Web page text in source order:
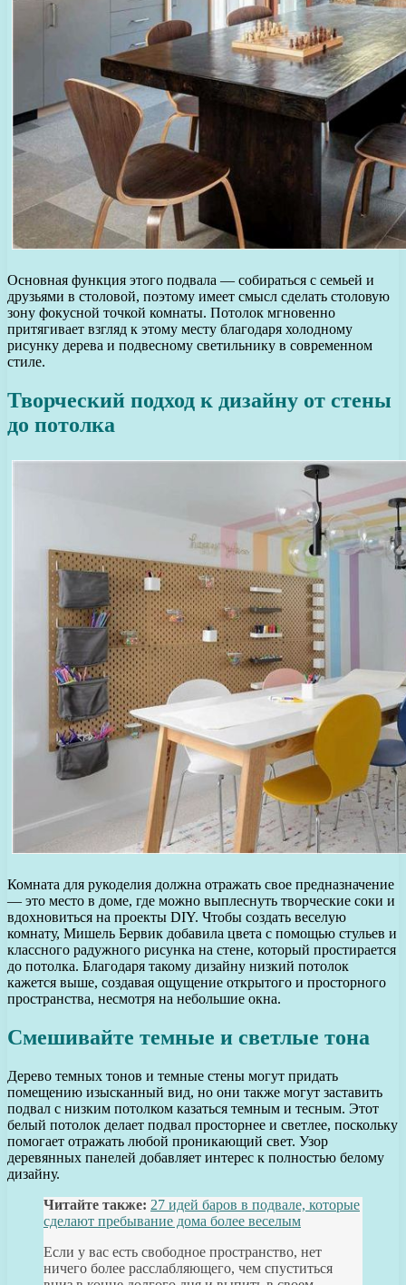
Основная функция этого подвала — собираться с семьей и
друзьями в столовой, поэтому имеет смысл сделать столовую
зону фокусной точкой комнаты. Потолок мгновенно
притягивает взгляд к этому месту благодаря холодному
рисунку дерева и подвесному светильнику в современном
стиле.
Творческий подход к дизайну от стены
до потолка
Комната для рукоделия должна отражать свое предназначение
— это место в доме, где можно выплеснуть творческие соки и
вдохновиться на проекты DIY. Чтобы создать веселую
комнату, Мишель Бервик добавила цвета с помощью стульев и
классного радужного рисунка на стене, который простирается
до потолка. Благодаря такому дизайну низкий потолок
кажется выше, создавая ощущение открытого и просторного
пространства, несмотря на небольшие окна.
Смешивайте темные и светлые тона
Дерево темных тонов и темные стены могут придать
помещению изысканный вид, но они также могут заставить
подвал с низким потолком казаться темным и тесным. Этот
белый потолок делает подвал просторнее и светлее, поскольку
помогает отражать любой проникающий свет. Узор
деревянных панелей добавляет интерес к полностью белому
дизайну.
Читайте также: 27 идей баров в подвале, которые
сделают пребывание дома более веселым
Если у вас есть свободное пространство, нет
ничего более расслабляющего, чем спуститься